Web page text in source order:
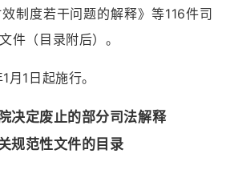
制度若干问题的解释》等116件司
件（目录附后）。
1日起施行。
决定废止的部分司法解释
规范性文件的目录